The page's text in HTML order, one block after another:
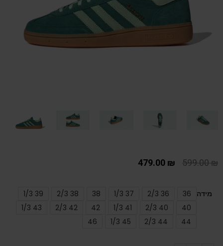
599.00₪
479.00 ₪
מידה 36
36 2/3
37 1/3
38
38 2/3
39 1/3
40
40 2/3
41 1/3
42
42 2/3
43 1/3
44
44 2/3
45 1/3
46